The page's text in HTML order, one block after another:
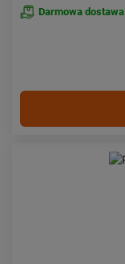
Darmowa dostawa